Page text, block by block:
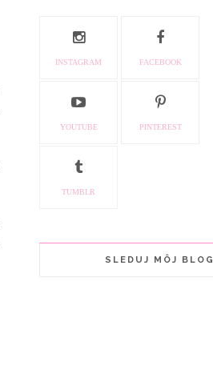
INSTAGRAM FACEBOOK
YOUTUBE PINTEREST
TUMBLR
SLEDUJ MÔJ BLOG